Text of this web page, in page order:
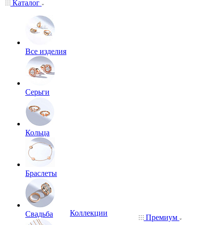
Каталог
Все изделия
Серьги
Кольца
Браслеты
Свадьба
Коллекции
Премиум